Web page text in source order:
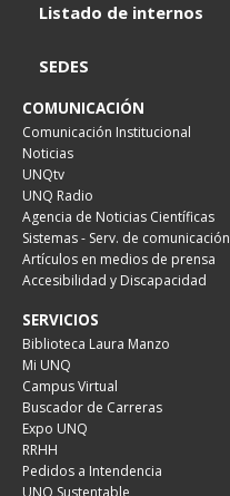
Listado de internos
SEDES
COMUNICACIÓN
Comunicación Institucional
Noticias
UNQtv
UNQ Radio
Agencia de Noticias Científicas
Sistemas - Serv. de comunicación
Artículos en medios de prensa
Accesibilidad y Discapacidad
SERVICIOS
Biblioteca Laura Manzo
Mi UNQ
Campus Virtual
Buscador de Carreras
Expo UNQ
RRHH
Pedidos a Intendencia
UNQ Sustentable